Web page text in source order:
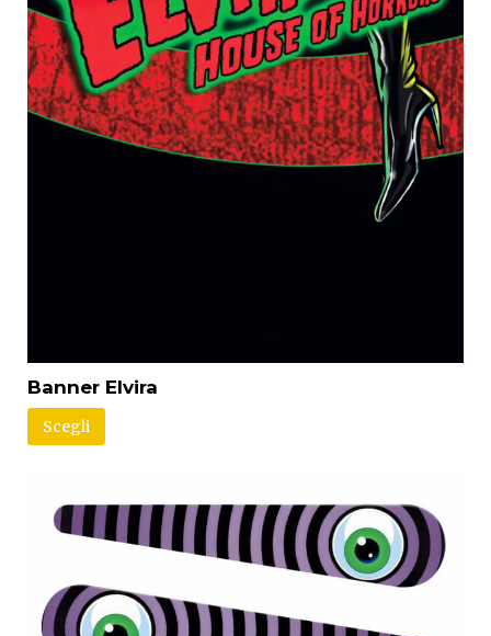
Banner Elvira
Scegli